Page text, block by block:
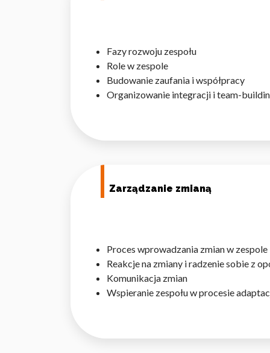
Fazy rozwoju zespołu
Role w zespole
Budowanie zaufania i współpracy
Organizowanie integracji i team-
Zarządzanie zmianą
Proces wprowadzania zmian w zespole
Reakcje na zmiany i radzenie sobie z
Komunikacja zmian
Wspieranie zespołu w procesie